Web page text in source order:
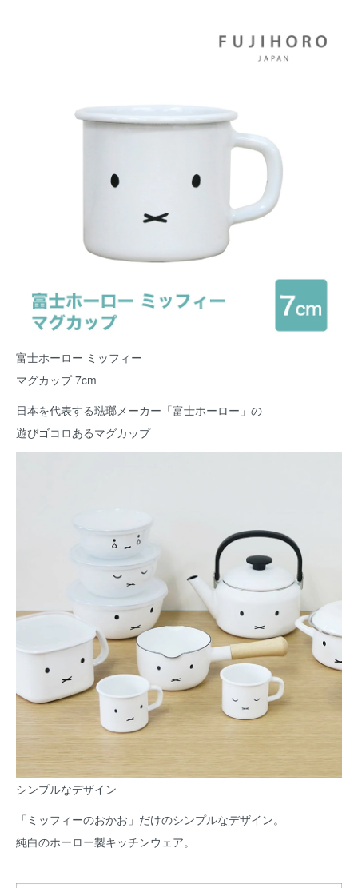
富士ホーロー ミッフィー
マグカップ 7cm
日本を代表する琺瑯メーカー「富士ホーロー」の
遊びゴコロあるマグカップ
シンプルなデザイン
「ミッフィーのおかお」だけのシンプルなデザイン。
純白のホーロー製キッチンウェア。